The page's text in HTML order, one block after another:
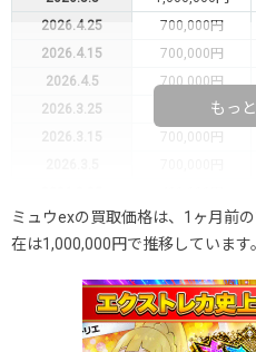
2026.4.25
700,000円
2026.4.15
700,000円
2026.4.5
700,000円
2026.3.25
700,000円
2026.3.15
700,000円
2026.2.15
400,000円
2026.2.5
400,000円
2026.1.25
400,000円
2026.1.15
400,000円
2026.1.5
400,000円
もっ
ミュウexの買取価格は、1ヶ月前
在は1,000,000円で推移しています。